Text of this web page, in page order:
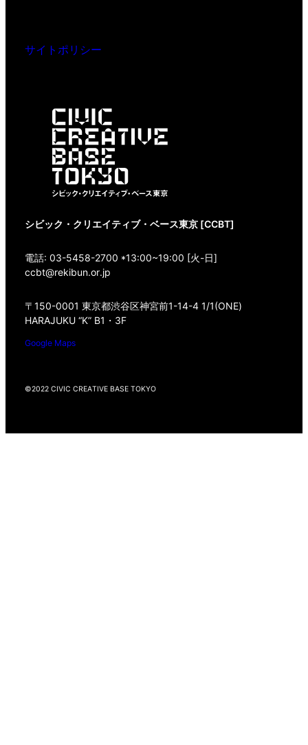
サイトポリシー
シビック・クリエイティブ・ベース東京 [CCBT]
電話: 03-5458-2700 *13:00~19:00 [火-日]
ccbt@rekibun.or.jp
〒150-0001 東京都渋谷区神宮前1-14-4 1/1(ONE)
HARAJUKU “K” B1・3F
Google Maps
©2022 CIVIC CREATIVE BASE TOKYO